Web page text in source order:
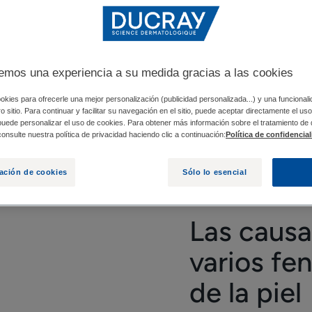
INFLAMATORIOS DE LA PIEL ¿CUÁLES
y multifactorial. Un mejor conocimiento de los
a diario. Y es que la psoriasis es una
y completo. Los tratamientos disponibles funcionan
de aprender a convivir con su enfermedad.
Las
varios
de la piel
una experiencia a su medida gracias a las cookies
para ofrecerle una mejor personalización (publicidad personalizada...) y una
sitio. Para continuar y facilitar su navegación en el sitio, puede aceptar directamente el
personalizar el uso de cookies. Para obtener más información sobre el tratamiento de
nuestra política de privacidad haciendo clic a continuación: Política de
de cookies Sólo lo esencial